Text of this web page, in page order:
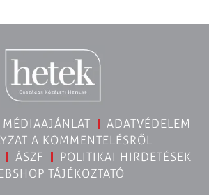
MÉDIAAJÁNLAT
ADATVÉDELEM
A KOMMENTELÉSRŐL
ÁSZF
POLITIKAI HIRDETÉSEK
TÁJÉKOZTATÓ